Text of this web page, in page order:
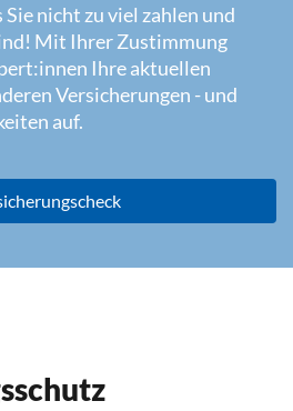
nicht zu viel zahlen und
Mit Ihrer Zustimmung
Ihre aktuellen
Versicherungen - und
auf.